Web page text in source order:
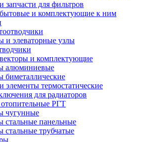
запчасти для фильтров
и комплектующие к ним
и элеваторные узлы
и комплектующие
алюминиевые
биметаллические
элементы термостатические
для радиаторов
РГТ
чугунные
стальные панельные
стальные трубчатые